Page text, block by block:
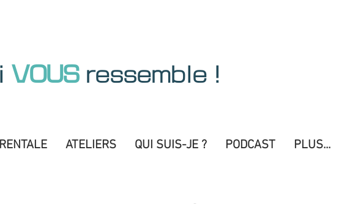
VOUS ressemble !
ATELIERS QUI SUIS-JE ? PODCAST PLUS...